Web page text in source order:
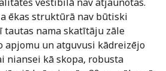
ēkas struktūrā nav būtiski
tautas nama skatītāju zāle
un atguvusi kādreizējo
niansei kā skopa, robusta